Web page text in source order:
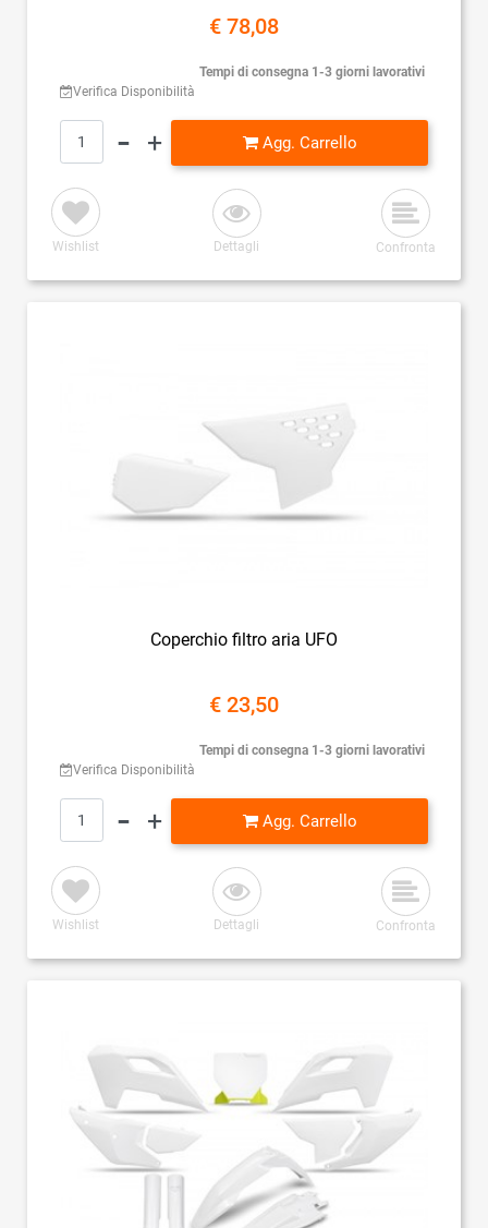
€ 78,08
Verifica Disponibilità
Tempi di consegna 1-3 giorni lavorativi
Quantità
Agg. Carrello
Wishlist Dettagli Confronta
Coperchio filtro aria UFO
€ 23,50
Verifica Disponibilità
Tempi di consegna 1-3 giorni lavorativi
Quantità
Agg. Carrello
Wishlist Dettagli Confronta